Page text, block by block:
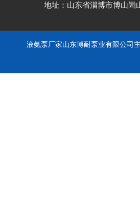
地址：山东省淄博市博山崮
液氨泵厂家山东博耐泵业有限公司